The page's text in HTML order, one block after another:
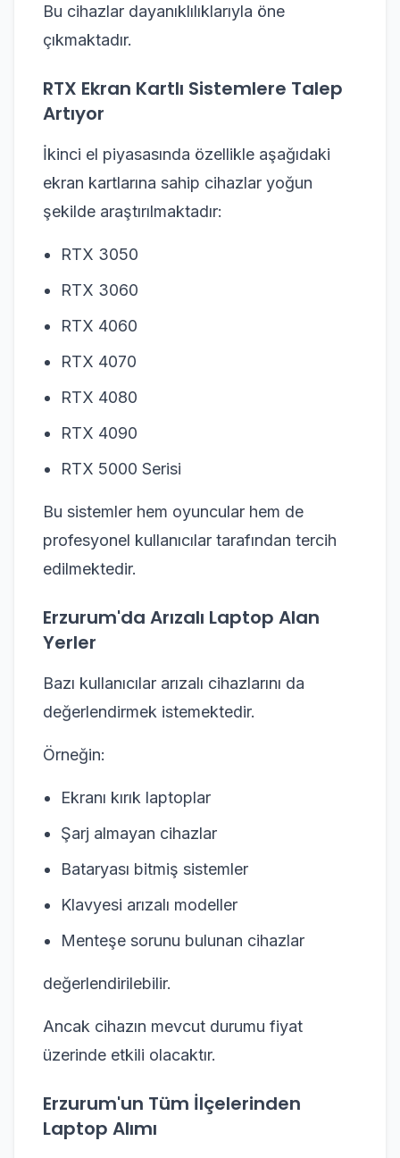
Bu cihazlar dayanıklılıklarıyla öne
çıkmaktadır.
RTX Ekran Kartlı Sistemlere Talep
Artıyor
İkinci el piyasasında özellikle aşağıdaki
ekran kartlarına sahip cihazlar yoğun
şekilde araştırılmaktadır:
RTX 3050
RTX 3060
RTX 4060
RTX 4070
RTX 4080
RTX 4090
RTX 5000 Serisi
Bu sistemler hem oyuncular hem de
profesyonel kullanıcılar tarafından tercih
edilmektedir.
Erzurum'da Arızalı Laptop Alan
Yerler
Bazı kullanıcılar arızalı cihazlarını da
değerlendirmek istemektedir.
Örneğin:
Ekranı kırık laptoplar
Şarj almayan cihazlar
Bataryası bitmiş sistemler
Klavyesi arızalı modeller
Menteşe sorunu bulunan cihazlar
değerlendirilebilir.
Ancak cihazın mevcut durumu fiyat
üzerinde etkili olacaktır.
Erzurum'un Tüm İlçelerinden
Laptop Alımı